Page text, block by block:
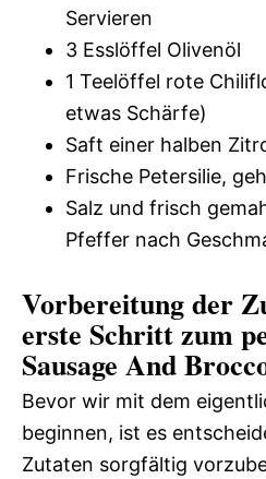
Servieren
3 Esslöffel Olivenöl
1 Teelöffel rote
etwas Schärfe)
Saft einer halben
Frische Petersilie,
Salz und frisch
Pfeffer nach
Vorbereitung der
erste Schritt zum
Sausage And
Bevor wir mit dem
beginnen, ist es
Zutaten sorgfältig